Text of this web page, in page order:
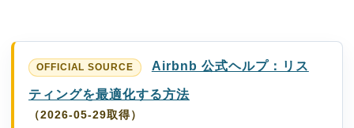
Airbnb 公式ヘルプ：リス
ティングを最適化する方法
（2026-05-29取得）